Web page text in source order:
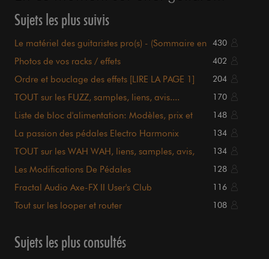
Sujets les plus suivis
Le matériel des guitaristes pro(s) - (Sommaire en
430
Photos de vos racks / effets 402
Ordre et bouclage des effets [LIRE LA PAGE 1] 204
TOUT sur les FUZZ, samples, liens, avis....
170
Liste de bloc d'alimentation: Modèles, prix et
148
La passion des pédales Electro Harmonix 134
TOUT sur les WAH WAH, liens, samples, avis,
134
Les Modifications De Pédales 128
Fractal Audio Axe-FX II User's Club 116
Tout sur les looper et router 108
Sujets les plus consultés